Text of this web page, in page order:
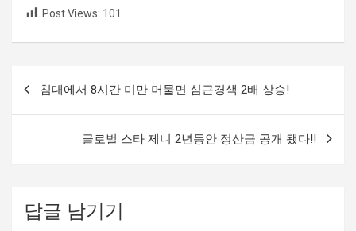
Post Views: 101
션
침대에서 8시간 미만 머물면 심근경색 2배 상승!
글로벌 스타 제니 2년동안 정산금 공개 됐다!!
답글 남기기